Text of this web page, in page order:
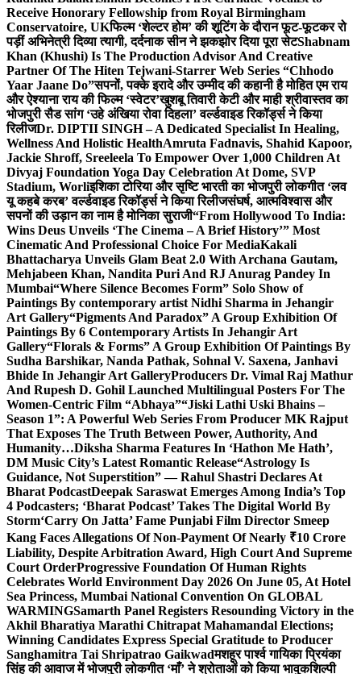
Receive Honorary Fellowship from Royal Birmingham
Conservatoire, UKफिल्म ‘शेल्टर होम’ की शूटिंग के दौरान फूट-फूटकर रो
पड़ीं अभिनेत्री दिव्या त्यागी, दर्दनाक सीन ने झकझोर दिया पूरा सेटShabnam
Khan (Khushi) Is The Production Advisor And Creative
Partner Of The Hiten Tejwani-Starrer Web Series “Chhodo
Yaar Jaane Do”सपनों, पक्के इरादे और उम्मीद की कहानी है मोहित एम राय
और ऐश्याना राय की फिल्म ‘स्वेटर’खुशबू तिवारी केटी और माही श्रीवास्तव का
भोजपुरी सैड सांग ‘उहे अंखिया रोवा दिहला’ वर्ल्डवाइड रिकॉर्ड्स ने किया
रिलीजDr. DIPTII SINGH – A Dedicated Specialist In Healing,
Wellness And Holistic HealthAmruta Fadnavis, Shahid Kapoor,
Jackie Shroff, Sreeleela To Empower Over 1,000 Children At
Divyaj Foundation Yoga Day Celebration At Dome, SVP
Stadium, Worliइशिका टोरिया और सृष्टि भारती का भोजपुरी लोकगीत ‘लव
यू कहबे करब’ वर्ल्डवाइड रिकॉर्ड्स ने किया रिलीजसंघर्ष, आत्मविश्वास और
सपनों की उड़ान का नाम है मोनिका सुराजी“From Hollywood To India:
Wins Deus Unveils ‘The Cinema – A Brief History’” Most
Cinematic And Professional Choice For MediaKakali
Bhattacharya Unveils Glam Beat 2.0 With Archana Gautam,
Mehjabeen Khan, Nandita Puri And RJ Anurag Pandey In
Mumbai“Where Silence Becomes Form” Solo Show of
Paintings By contemporary artist Nidhi Sharma in Jehangir
Art Gallery“Pigments And Paradox” A Group Exhibition Of
Paintings By 6 Contemporary Artists In Jehangir Art
Gallery“Florals & Forms” A Group Exhibition Of Paintings By
Sudha Barshikar, Nanda Pathak, Sohnal V. Saxena, Janhavi
Bhide In Jehangir Art GalleryProducers Dr. Vimal Raj Mathur
And Rupesh D. Gohil Launched Multilingual Posters For The
Women-Centric Film “Abhaya”“Jiski Lathi Uski Bhains –
Season 1”: A Powerful Web Series From Producer MK Rajput
That Exposes The Truth Between Power, Authority, And
Humanity…Diksha Sharma Features In ‘Hathon Me Hath’,
DM Music City’s Latest Romantic Release“Astrology Is
Guidance, Not Superstition” — Rahul Shastri Declares At
Bharat PodcastDeepak Saraswat Emerges Among India’s Top
4 Podcasters; ‘Bharat Podcast’ Takes The Digital World By
Storm‘Carry On Jatta’ Fame Punjabi Film Director Smeep
Kang Faces Allegations Of Non-Payment Of Nearly ₹10 Crore
Liability, Despite Arbitration Award, High Court And Supreme
Court OrderProgressive Foundation Of Human Rights
Celebrates World Environment Day 2026 On June 05, At Hotel
Sea Princess, Mumbai National Convention On GLOBAL
WARMINGSamarth Panel Registers Resounding Victory in the
Akhil Bharatiya Marathi Chitrapat Mahamandal Elections;
Winning Candidates Express Special Gratitude to Producer
Sanghamitra Tai Shripatrao Gaikwadमशहूर पार्श्व गायिका प्रियंका
सिंह की आवाज में भोजपुरी लोकगीत ‘माँ’ ने श्रोताओं को किया भावुकशिल्पी